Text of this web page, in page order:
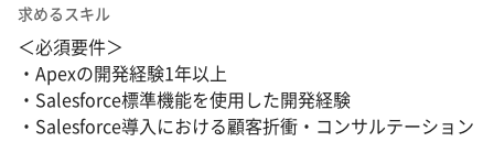
求めるスキル
＜必須要件＞
・Apexの開発経験1年以上
・Salesforce標準機能を使用した開発経験
・Salesforce導入における顧客折衝・コンサルテーション